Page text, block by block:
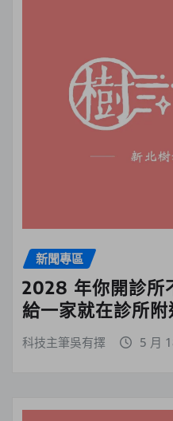
新聞專區
2028 年你開診所
給一家就在診所附
科技主筆吳有擇 5 月